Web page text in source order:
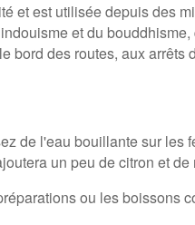
et est utilisée depuis des
et du
des routes, aux arrêts
de l'eau bouillante sur
un peu de citron et
ou les boissons